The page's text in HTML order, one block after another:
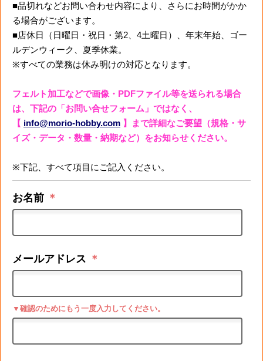
■品切れなどお問い合わせ内容により、さらにお時間がかか
る場合がございます。
■店休日（日曜日・祝日・第2、4土曜日）、年末年始、ゴー
ルデンウィーク、夏季休業。
※すべての業務は休み明けの対応となります。
フェルト加工などで画像・PDFファイル等を送られる場合
は、下記の「お問い合せフォーム」ではなく、
【 info@morio-hobby.com 】まで詳細なご要望（規格・サ
イズ・データ・数量・納期など）をお知らせください。
※下記、すべて項目にご記入ください。
お名前 ＊
メールアドレス ＊
▼確認のためにもう一度入力してください。